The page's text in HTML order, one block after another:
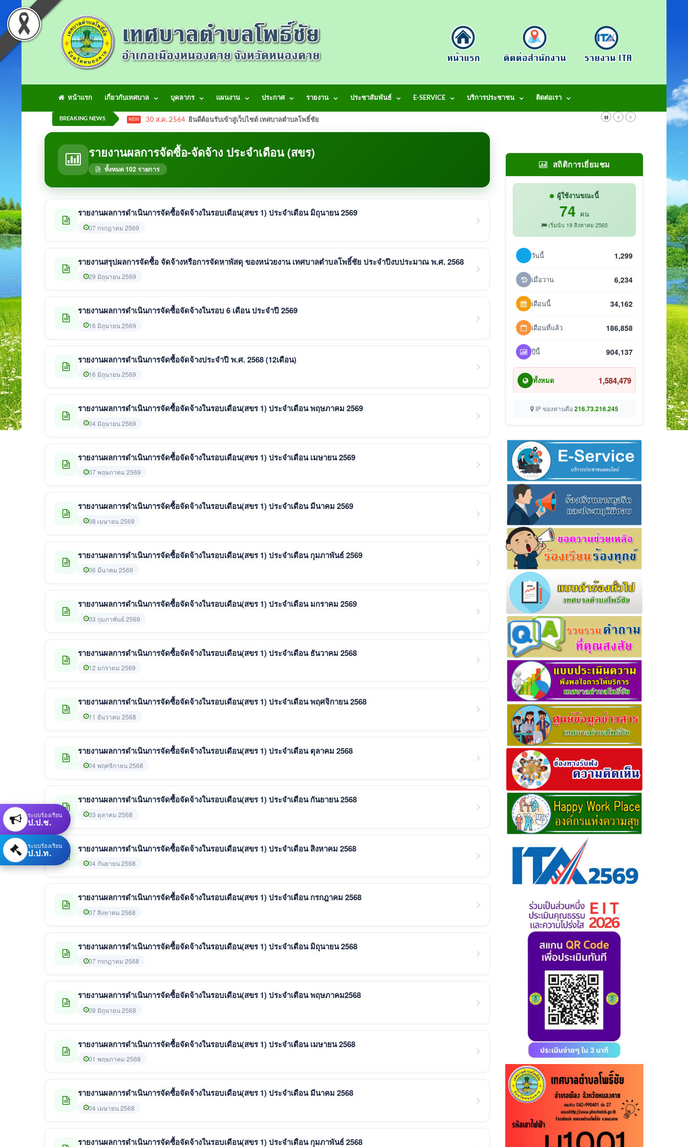
หน้าแรก เกี่ยวกับเทศบาล บุคลากร แผนงาน ประกาศ รายงาน ประชาสัมพันธ์ E-SERVICE บริการประชาชน ติดต่อเรา
BREAKING NEWS NEW 30 ส.ค. 2564 ยินดีต้อนรับเข้าสู่เว็บไซต์ เทศบาลตำบลโพธิ์ชัย
รายงานผลการจัดซื้อ-จัดจ้าง ประจำเดือน (สขร)
ทั้งหมด 102 รายการ
รายงานผลการดำเนินการจัดซื้อจัดจ้างในรอบเดือน(สขร 1) ประจำเดือน มิถุนายน 2569
07 กรกฎาคม 2569
รายงานสรุปผลการจัดซื้อ จัดจ้างหรือการจัดหาพัสดุ ของหน่วยงาน เทศบาลตําบลโพธิ์ชัย ประจําปีงบประมาณ พ.ศ. 2568
29 มิถุนายน 2569
รายงานผลการดำเนินการจัดซื้อจัดจ้างในรอบ 6 เดือน ประจำปี 2569
16 มิถุนายน 2569
รายงานผลการดำเนินการจัดซื้อจัดจ้างประจำปี พ.ศ. 2568 (12เดือน)
16 มิถุนายน 2569
รายงานผลการดำเนินการจัดซื้อจัดจ้างในรอบเดือน(สขร 1) ประจำเดือน พฤษภาคม 2569
04 มิถุนายน 2569
รายงานผลการดำเนินการจัดซื้อจัดจ้างในรอบเดือน(สขร 1) ประจำเดือน เมษายน 2569
07 พฤษภาคม 2569
รายงานผลการดำเนินการจัดซื้อจัดจ้างในรอบเดือน(สขร 1) ประจำเดือน มีนาคม 2569
08 เมษายน 2569
รายงานผลการดำเนินการจัดซื้อจัดจ้างในรอบเดือน(สขร 1) ประจำเดือน กุมภาพันธ์ 2569
06 มีนาคม 2569
รายงานผลการดำเนินการจัดซื้อจัดจ้างในรอบเดือน(สขร 1) ประจำเดือน มกราคม 2569
03 กุมภาพันธ์ 2569
รายงานผลการดำเนินการจัดซื้อจัดจ้างในรอบเดือน(สขร 1) ประจำเดือน ธันวาคม 2568
12 มกราคม 2569
รายงานผลการดำเนินการจัดซื้อจัดจ้างในรอบเดือน(สขร 1) ประจำเดือน พฤศจิกายน 2568
11 ธันวาคม 2568
รายงานผลการดำเนินการจัดซื้อจัดจ้างในรอบเดือน(สขร 1) ประจำเดือน ตุลาคม 2568
04 พฤศจิกายน 2568
รายงานผลการดำเนินการจัดซื้อจัดจ้างในรอบเดือน(สขร 1) ประจำเดือน กันยายน 2568
03 ตุลาคม 2568
รายงานผลการดำเนินการจัดซื้อจัดจ้างในรอบเดือน(สขร 1) ประจำเดือน สิงหาคม 2568
04 กันยายน 2568
รายงานผลการดำเนินการจัดซื้อจัดจ้างในรอบเดือน(สขร 1) ประจำเดือน กรกฎาคม 2568
07 สิงหาคม 2568
รายงานผลการดำเนินการจัดซื้อจัดจ้างในรอบเดือน(สขร 1) ประจำเดือน มิถุนายน 2568
07 กรกฎาคม 2568
รายงานผลการดำเนินการจัดซื้อจัดจ้างในรอบเดือน(สขร 1) ประจำเดือน พฤษภาคม2568
09 มิถุนายน 2568
รายงานผลการดำเนินการจัดซื้อจัดจ้างในรอบเดือน(สขร 1) ประจำเดือน เมษายน 2568
01 พฤษภาคม 2568
รายงานผลการดำเนินการจัดซื้อจัดจ้างในรอบเดือน(สขร 1) ประจำเดือน มีนาคม 2568
04 เมษายน 2568
รายงานผลการดำเนินการจัดซื้อจัดจ้างในรอบเดือน(สขร 1) ประจำเดือน กุมภาพันธ์ 2568
สถิติการเยี่ยมชม
ผู้ใช้งานขณะนี้
74 คน
เริ่มนับ 19 สิงหาคม 2565
วันนี้ 1,299
เมื่อวาน 6,234
เดือนนี้ 34,162
เดือนที่แล้ว 186,858
ปีนี้ 904,137
ทั้งหมด 1,584,479
IP ของท่านคือ 216.73.216.245
ระบบร้องเรียน
ป.ป.ช.
ระบบร้องเรียน
ป.ป.ท.